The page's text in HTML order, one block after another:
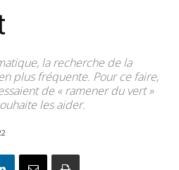
la recherche de la
plus fréquente. Pour ce faire,
de « ramener du vert »
les aider.